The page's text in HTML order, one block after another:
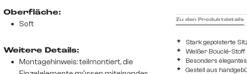
Stark gepolsterte
Weißer Bouclé-
Besonders
Gestell aus
Zu den Produktdetails
Oberfläche:
Soft
Weitere Details:
Montagehinweis: teilmontiert, die